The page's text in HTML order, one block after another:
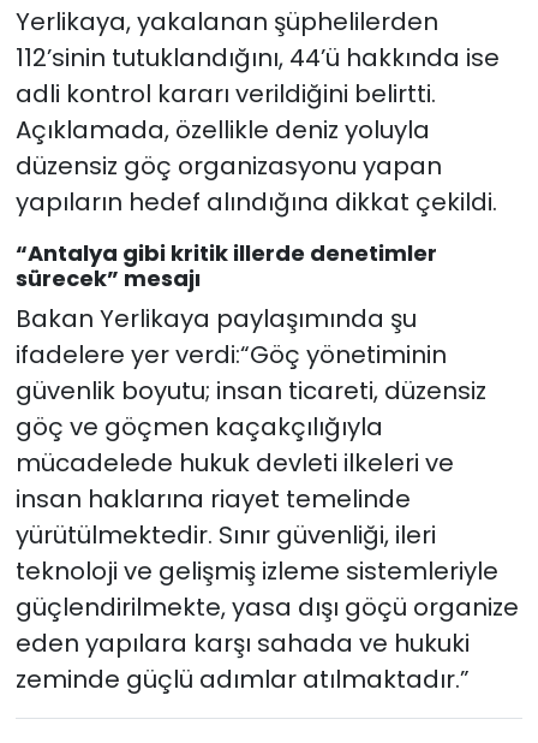
Yerlikaya, yakalanan şüphelilerden
112’sinin tutuklandığını, 44’ü hakkında ise
adli kontrol kararı verildiğini belirtti.
Açıklamada, özellikle deniz yoluyla
düzensiz göç organizasyonu yapan
yapıların hedef alındığına dikkat çekildi.
“Antalya gibi kritik illerde denetimler
sürecek” mesajı
Bakan Yerlikaya paylaşımında şu
ifadelere yer verdi:“Göç yönetiminin
güvenlik boyutu; insan ticareti, düzensiz
göç ve göçmen kaçakçılığıyla
mücadelede hukuk devleti ilkeleri ve
insan haklarına riayet temelinde
yürütülmektedir. Sınır güvenliği, ileri
teknoloji ve gelişmiş izleme sistemleriyle
güçlendirilmekte, yasa dışı göçü organize
eden yapılara karşı sahada ve hukuki
zeminde güçlü adımlar atılmaktadır.”